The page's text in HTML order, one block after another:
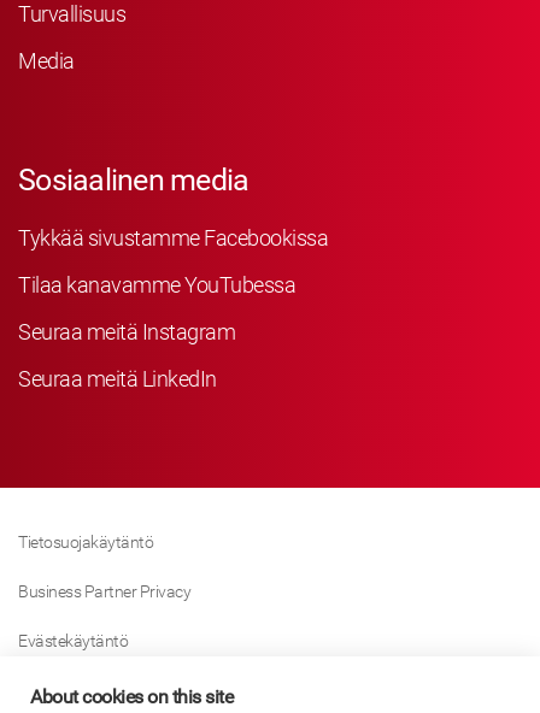
Turvallisuus
Media
Sosiaalinen media
Tykkää sivustamme Facebookissa
Tilaa kanavamme YouTubessa
Seuraa meitä Instagram
Seuraa meitä LinkedIn
Tietosuojakäytäntö
Business Partner Privacy
Evästekäytäntö
Modern Slavery Act Policy
About cookies on this site